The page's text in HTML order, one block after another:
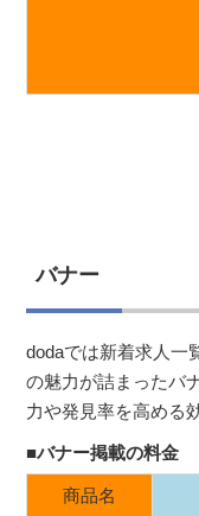
バナー
dodaでは新着求人一
の魅力が詰まったバ
力や発見率を高める
■バナー掲載の料金
商品名